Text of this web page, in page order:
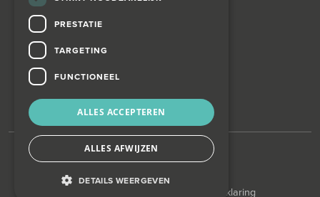
© Wagemans Wonen
KVK-nummer: 42017859
Cookie verklaring
PRESTATIE
TARGETING
FUNCTIONEEL
ALLES ACCEPTEREN
ALLES AFWIJZEN
DETAILS WEERGEVEN